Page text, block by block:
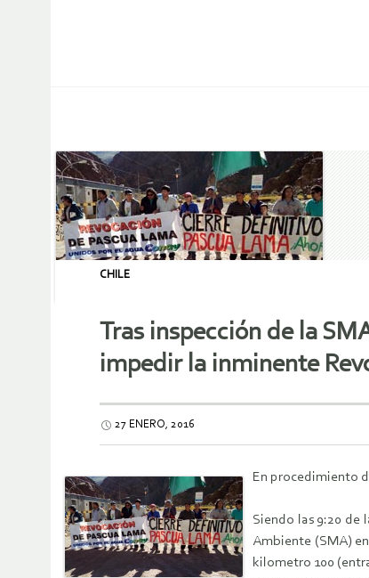
CHILE
Tras inspección de la
impedir la inminente
27 ENERO, 2016
En procedimiento
Siendo las 9:20 de
Ambiente (SMA)
kilometro 100